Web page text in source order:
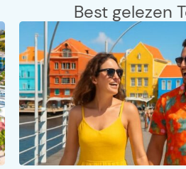
Best gelezen